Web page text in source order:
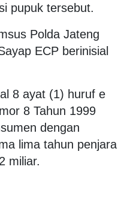
pupuk tersebut.
Polda Jateng
ECP berinisial
8 ayat (1) huruf e
8 Tahun 1999
dengan
lima tahun penjara
miliar.